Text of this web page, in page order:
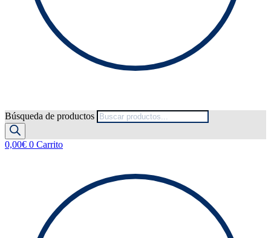
Búsqueda de productos
0,00€ 0 Carrito